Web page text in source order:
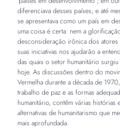
diferenciava desses países; e até
se apresentava como um país em
uma coisa é certa: nem a
desconsideração irônica dos atores
suas iniciativas nos ajudarão a
das quais o setor humanitário
hoje. As discussões dentro do
Vermelha durante a década de
trabalho de paz e as formas
humanitário, contêm várias histórias
alternativas de humanitarismo que
mais aprofundada.